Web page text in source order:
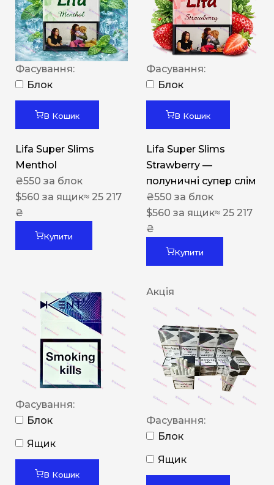
Фасування:
Блок
В Кошик
Lifa Super Slims
Menthol
₴550 за блок
$560 за ящик≈ 25 217
₴
Купити
Фасування:
Блок
В Кошик
Lifa Super Slims
Strawberry —
полуничні супер слім
₴550 за блок
$560 за ящик≈ 25 217
₴
Купити
Фасування:
Блок
Ящик
В Кошик
Акція
Фасування:
Блок
Ящик